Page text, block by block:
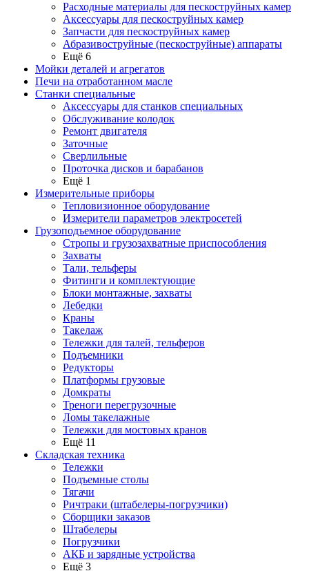
Расходные материалы для пескоструйных камер
Аксессуары для пескоструйных камер
Запчасти для пескоструйных камер
Абразивоструйные (пескоструйные) аппараты
Ещё 6
Мойки деталей и агрегатов
Печи на отработанном масле
Станки специальные
Аксессуары для станков специальных
Обслуживание колодок
Ремонт двигателя
Заточные
Сверлильные
Проточка дисков и барабанов
Ещё 1
Измерительные приборы
Тепловизионное оборудование
Измерители параметров электросетей
Грузоподъемное оборудование
Стропы и грузозахватные приспособления
Захваты
Тали, тельферы
Фитинги и комплектующие
Блоки монтажные, захваты
Лебедки
Краны
Такелаж
Тележки для талей, тельферов
Подъемники
Редукторы
Платформы грузовые
Домкраты
Треноги перегрузочные
Ломы такелажные
Тележки для мостовых кранов
Ещё 11
Складская техника
Тележки
Подъемные столы
Тягачи
Ричтраки (штабелеры-погрузчики)
Сборщики заказов
Штабелеры
Погрузчики
АКБ и зарядные устройства
Ещё 3